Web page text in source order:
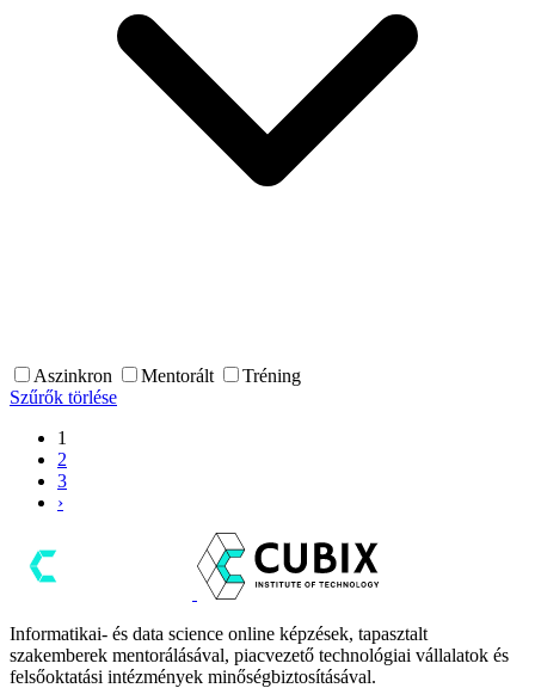
Aszinkron Mentorált
Tréning
Szűrők törlése
1
2
3
›
Informatikai- és data science online képzések, tapasztalt
szakemberek mentorálásával, piacvezető technológiai vállalatok és
felsőoktatási intézmények minőségbiztosításával.